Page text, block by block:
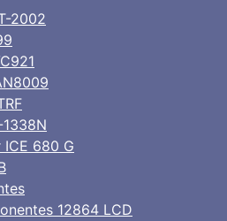
2002
680 G
12864 LCD